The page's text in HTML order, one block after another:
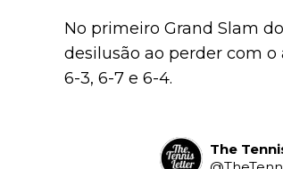
No primeiro Grand Slam
desilusão ao perder com
6-3, 6-7 e 6-4.
The